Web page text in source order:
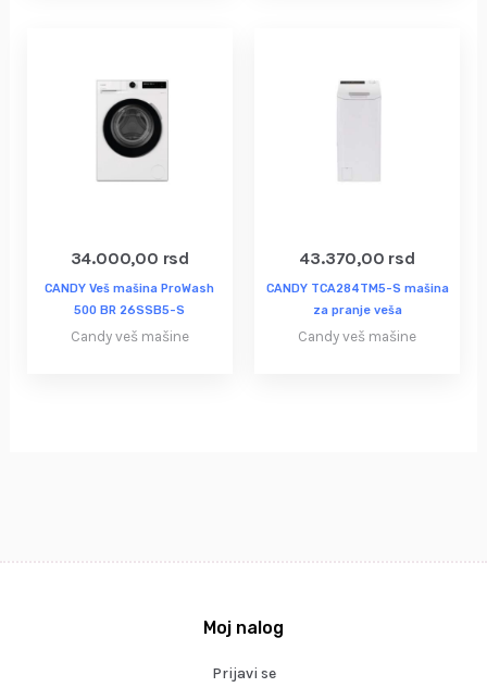
34.000,00 rsd
CANDY Veš mašina ProWash
500 BR 26SSB5-S
Candy veš mašine
43.370,00 rsd
CANDY TCA284TM5-S mašina
za pranje veša
Candy veš mašine
Moj nalog
Prijavi se